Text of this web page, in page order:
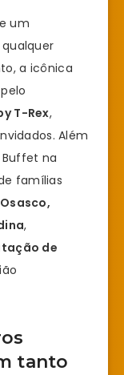
um
a icônica
T-Rex,
Além
na
famílias
Osasco,
,
de
tanto